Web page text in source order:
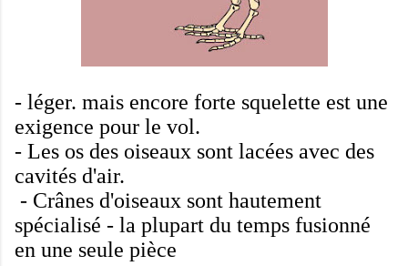
- léger. mais encore forte squelette est une
exigence pour le vol.
- Les os des oiseaux sont lacées avec des
cavités d'air.
- Crânes d'oiseaux sont hautement
spécialisé - la plupart du temps fusionné
en une seule pièce